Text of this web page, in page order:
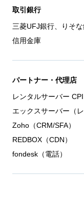
取引銀行
三菱UFJ銀行、りそ
信用金庫
パートナー・代理店
レンタルサーバー
エックスサーバー（
Zoho（CRM/SFA）
REDBOX（CDN）
fondesk（電話）